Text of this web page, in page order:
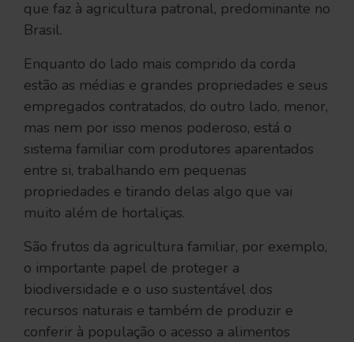
que faz à agricultura patronal, predominante no
Brasil.
Enquanto do lado mais comprido da corda
estão as médias e grandes propriedades e seus
empregados contratados, do outro lado, menor,
mas nem por isso menos poderoso, está o
sistema familiar com produtores aparentados
entre si, trabalhando em pequenas
propriedades e tirando delas algo que vai
muito além de hortaliças.
São frutos da agricultura familiar, por exemplo,
o importante papel de proteger a
biodiversidade e o uso sustentável dos
recursos naturais e também de produzir e
conferir à população o acesso a alimentos